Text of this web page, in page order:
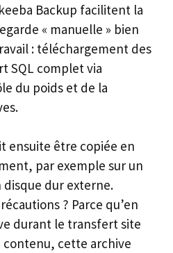
Backup facilitent la
« manuelle » bien
: téléchargement des
SQL complet via
du poids et de la
ensuite être copiée en
par exemple sur un
dur externe.
? Parce qu’en
durant le transfert site
contenu, cette archive